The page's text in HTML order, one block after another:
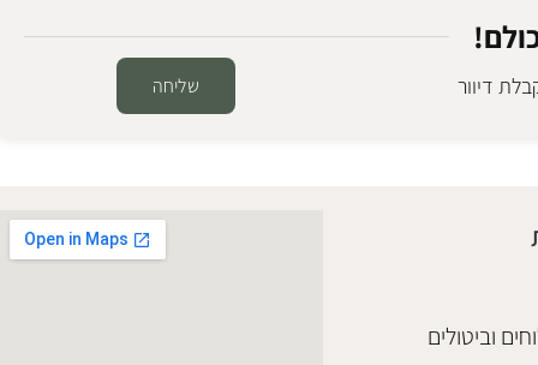
דיוור שליחה
וביטולים